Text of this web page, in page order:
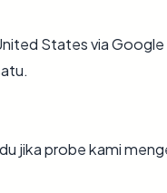
States via Google
jika probe kami